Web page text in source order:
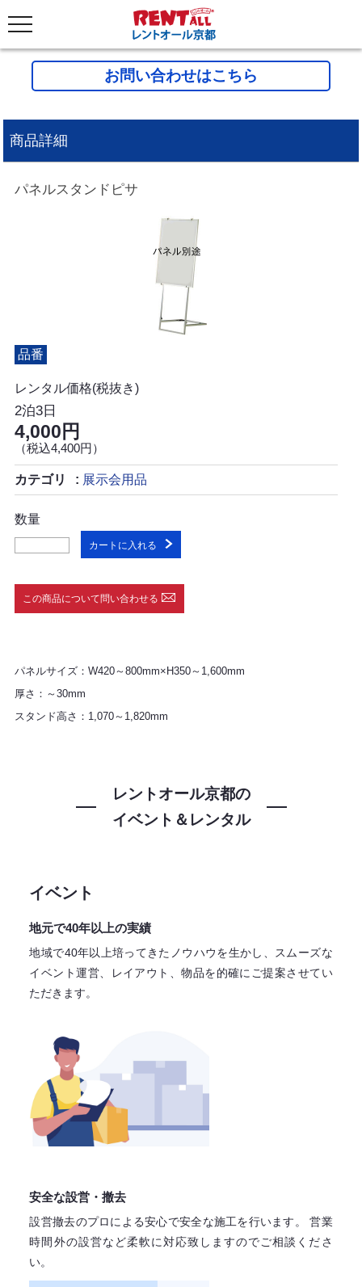
お問い合わせはこちら
商品詳細
パネルスタンドピサ
品番
レンタル価格(税抜き)
2泊3日
4,000円
（税込4,400円）
カテゴリ 展示会用品
数量
カートに入れる
この商品について問い合わせる
パネルサイズ：W420～800mm×H350～1,600mm
厚さ：～30mm
スタンド高さ：1,070～1,820mm
レントオール京都の
イベント＆レンタル
イベント
地元で40年以上の実績
地域で40年以上培ってきたノウハウを生かし、スムーズな
イベント運営、レイアウト、物品を的確にご提案させてい
ただきます。
安全な設営・撤去
設営撤去のプロによる安心で安全な施工を行います。
営業
時間外の設営など柔軟に対応致しますのでご相談くださ
い。